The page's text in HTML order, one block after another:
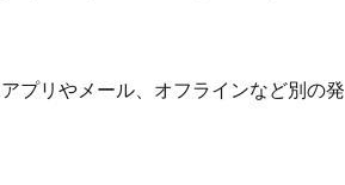
プリやメール、オフラインなど別の発